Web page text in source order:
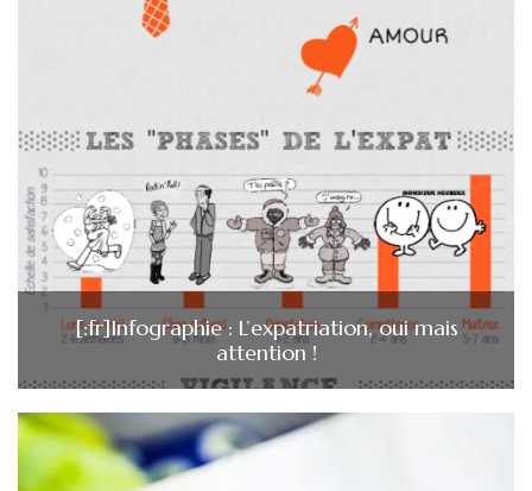
[:fr]Infographie : L’expatriation, oui mais
attention !